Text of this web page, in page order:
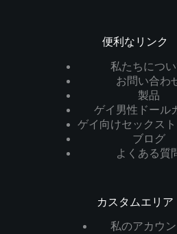
便利なリンク
私たちにつ
お問い合わ
製品
ゲイ男性ドール
ゲイ向けセックス
ブログ
よくある質
カスタムエリア
私のアカウン